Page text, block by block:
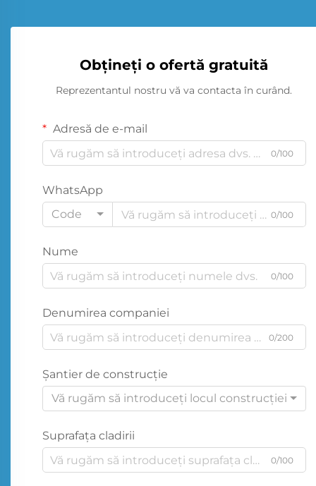
Obțineți o ofertă gratuită
Reprezentantul nostru vă va contacta în curând.
Adresă de e-mail
0/100
WhatsApp
Code
0/100
Nume
0/100
Denumirea companiei
0/200
Şantier de construcţie
Vă rugăm să introduceți locul construcției
Suprafața cladirii
0/100